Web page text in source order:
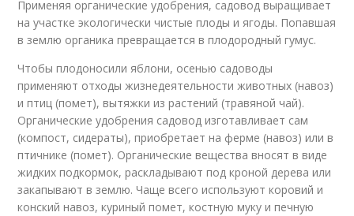
Применяя органические удобрения, садовод выращивает
на участке экологически чистые плоды и ягоды. Попавшая
в землю органика превращается в плодородный гумус.
Чтобы плодоносили яблони, осенью садоводы
применяют отходы жизнедеятельности животных (навоз)
и птиц (помет), вытяжки из растений (травяной чай).
Органические удобрения садовод изготавливает сам
(компост, сидераты), приобретает на ферме (навоз) или в
птичнике (помет). Органические вещества вносят в виде
жидких подкормок, раскладывают под кроной дерева или
закапывают в землю. Чаще всего используют коровий и
конский навоз, куриный помет, костную муку и печную